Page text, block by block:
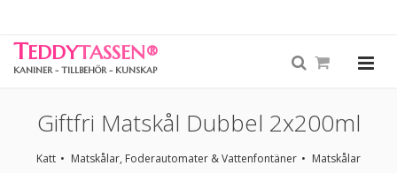
TEDDYTASSEN®
KANINER - TILLBEHÖR - KUNSKAP
Giftfri Matskål Dubbel 2x200ml
Katt Matskålar, Foderautomater & Vattenfontäner Matskålar